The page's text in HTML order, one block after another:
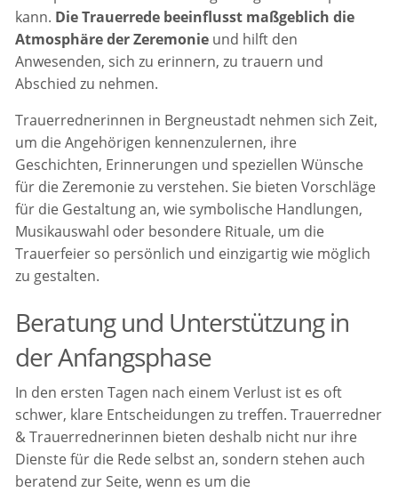
kann. Die Trauerrede beeinflusst maßgeblich die
Atmosphäre der Zeremonie und hilft den
Anwesenden, sich zu erinnern, zu trauern und
Abschied zu nehmen.
Trauerrednerinnen in Bergneustadt nehmen sich Zeit,
um die Angehörigen kennenzulernen, ihre
Geschichten, Erinnerungen und speziellen Wünsche
für die Zeremonie zu verstehen. Sie bieten Vorschläge
für die Gestaltung an, wie symbolische Handlungen,
Musikauswahl oder besondere Rituale, um die
Trauerfeier so persönlich und einzigartig wie möglich
zu gestalten.
Beratung und Unterstützung in
der Anfangsphase
In den ersten Tagen nach einem Verlust ist es oft
schwer, klare Entscheidungen zu treffen. Trauerredner
& Trauerrednerinnen bieten deshalb nicht nur ihre
Dienste für die Rede selbst an, sondern stehen auch
beratend zur Seite, wenn es um die